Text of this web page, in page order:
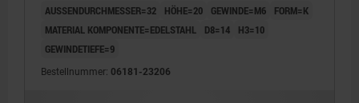
AUSSENDURCHMESSER=32 HÖHE=20 GEWINDE=M6
FORM=K
MATERIAL KOMPONENTE=EDELSTAHL
D8=14
H3=10
GEWINDETIEFE=9
Bestellnummer: 06181-23206